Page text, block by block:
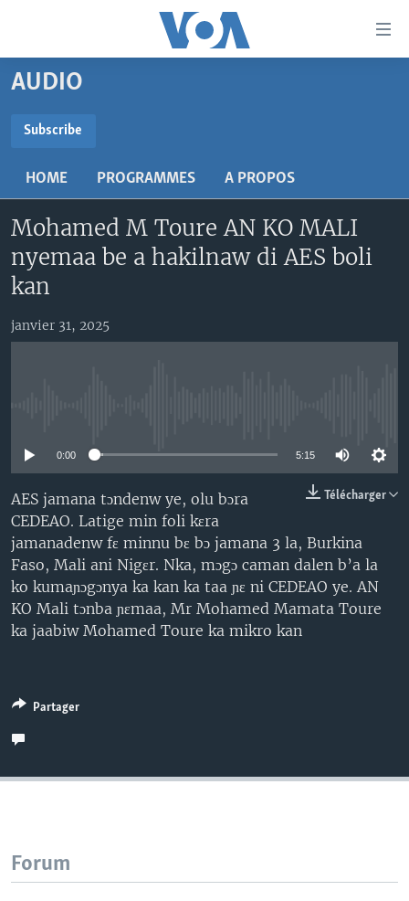
Menu
principal
navigation
principale
Retour
recherche
MALI KURA
RADIO
AN BA FO!
FARAFINA FOLI
SUIVEZ-NOUS
AUDIO
Subscribe
HOME PROGRAMMES A PROPOS
Mohamed M Toure AN KO MALI
nyemaa be a hakilnaw di AES boli
kan
janvier 31, 2025
0:00 5:15
Télécharger
AES jamana tɔndenw ye, olu bɔra
CEDEAO. Latige min foli kɛra
jamanadenw fɛ minnu bɛ bɔ jamana 3 la, Burkina
Faso, Mali ani Nigɛr. Nka, mɔgɔ caman dalen b’a la
ko kumaɲɔgɔnya ka kan ka taa ɲɛ ni CEDEAO ye. AN
KO Mali tɔnba ɲɛmaa, Mr Mohamed Mamata Toure
ka jaabiw Mohamed Toure ka mikro kan
Partager
Forum